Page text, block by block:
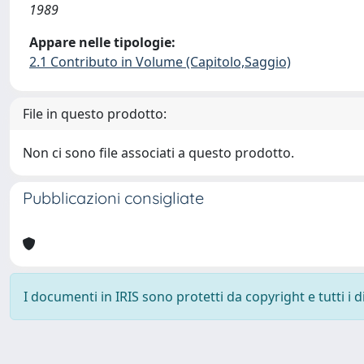
1989
Appare nelle tipologie:
2.1 Contributo in Volume (Capitolo,Saggio)
File in questo prodotto:
Non ci sono file associati a questo prodotto.
Pubblicazioni consigliate
I documenti in IRIS sono protetti da copyright e tutti i